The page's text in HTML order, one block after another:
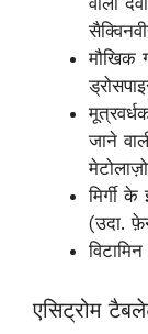
मौखिक
जाने
मिर्गी
(उदा.
एसिट्रोम